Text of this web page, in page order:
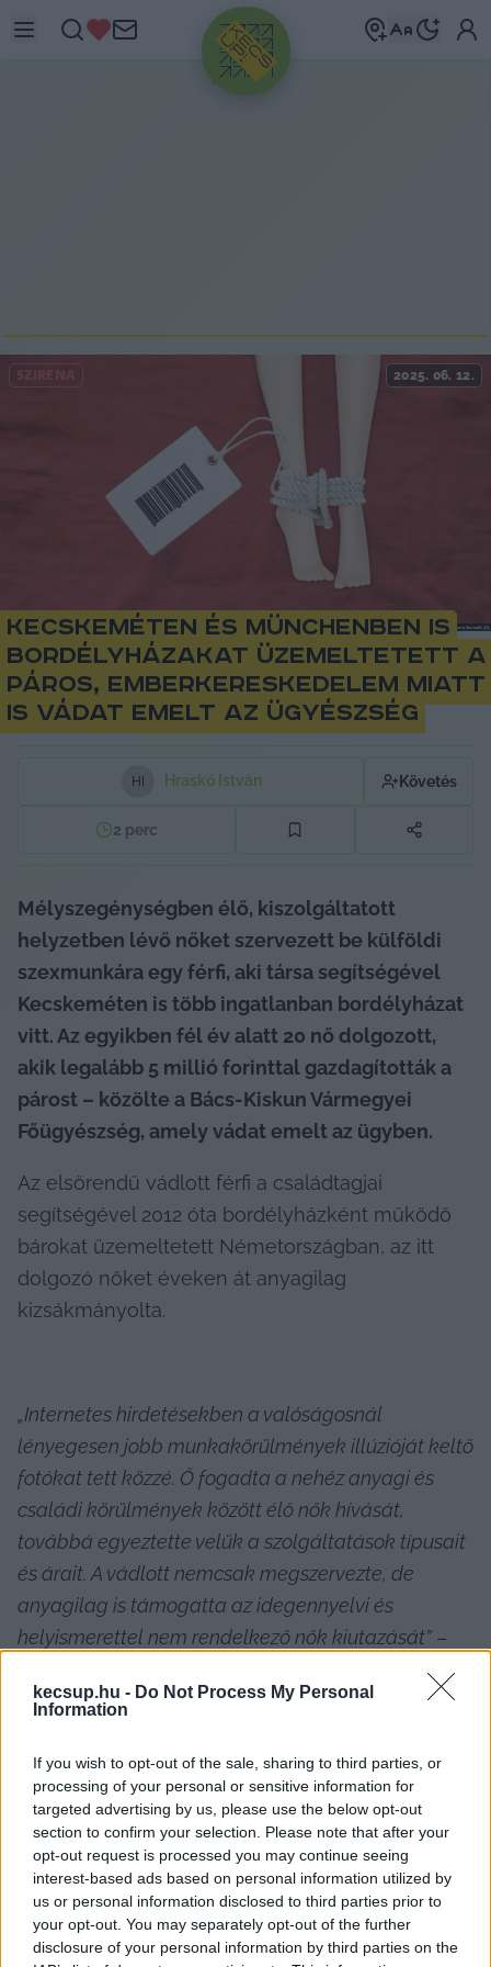
kecsup.hu - Do Not Process My Personal
Information
If you wish to opt-out of the sale, sharing to third parties, or
processing of your personal or sensitive information for
targeted advertising by us, please use the below opt-out
section to confirm your selection. Please note that after your
opt-out request is processed you may continue seeing
interest-based ads based on personal information utilized by
us or personal information disclosed to third parties prior to
your opt-out. You may separately opt-out of the further
disclosure of your personal information by third parties on the
HIRDETÉS
SZIRÉNA 2025. 06. 12.
Kecskeméten és Münchenben is
bordélyházakat üzemeltetett a
páros, emberkereskedelem miatt
is vádat emelt az ügyészség
HI Hraskó István Követés
2 perc
Mélyszegénységben élő, kiszolgáltatott
helyzetben lévő nőket szervezett be külföldi
szexmunkára egy férfi, aki társa segítségével
Kecskeméten is több ingatlanban bordélyházat
vitt. Az egyikben fél év alatt 20 nő dolgozott,
akik legalább 5 millió forinttal gazdagították a
párost – közölte a Bács-Kiskun Vármegyei
Főügyészség, amely vádat emelt az ügyben.
Az elsőrendű vádlott férfi a családtagjai
segítségével 2012 óta bordélyházként működő
bárokat üzemeltetett Németországban, az itt
dolgozó nőket éveken át anyagilag
kizsákmányolta.
„Internetes hirdetésekben a valóságosnál
lényegesen jobb munkakörülmények illúzióját keltő
fotókat tett közzé. Ő fogadta a nehéz anyagi és
családi körülmények között élő nők hívását,
továbbá egyeztette velük a szolgáltatások típusait
és árait. A vádlott nemcsak megszervezte, de
anyagilag is támogatta az idegennyelvi és
helyismerettel nem rendelkező nők kiutazását” –
dr. Négyessyné dr. Bodó Marianna
csoportvezető ügyész, a megyei főügyészség
A férfi családtagjai a napi teendőkben vettek
részt. Egyikük erotikus fotókat készített a